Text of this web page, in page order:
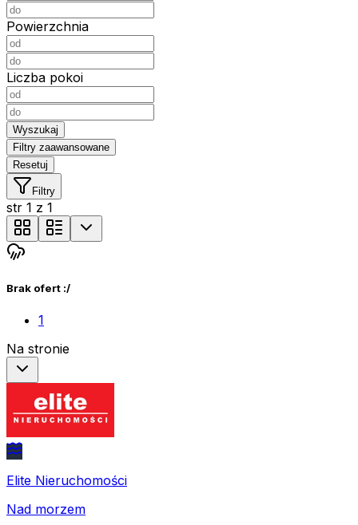
Powierzchnia
Liczba pokoi
Wyszukaj
Filtry zaawansowane
Resetuj
Filtry
str 1 z 1
Brak ofert :/
1
Na stronie
Elite Nieruchomości
Nad morzem